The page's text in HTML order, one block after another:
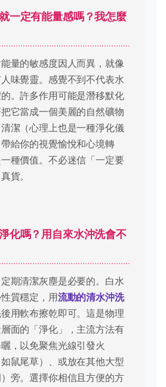
一定有能量感嗎？我怎麼
量的敏感度因人而異，就像
味覺靈。感覺不到不代表水
。許多作用可能是潛移默化
它當成一個美麗的自然礦物
潔（心理上也是一種淨化儀
給你的視覺愉悅和心境轉
種價值。不必迷信「一定要
貨。
化嗎？用自來水沖洗會不
期清潔灰塵是必要的。白水
質穩定，用流動的清水沖洗
用軟布擦乾即可。這是物理
面的「淨化」，主流方法有
，以免聚焦光線引發火
鼠尾草）、或放在其他大型
旁。選擇你相信且方便的方